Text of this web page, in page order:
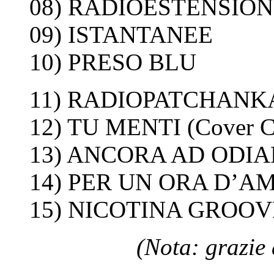
08)
09) ISTANTANEE
10) PRESO BLU
11)
12) TU MENTI (Cover
13) ANCORA AD
14) PER UN ORA
15) NICOTINA
(Nota: grazie